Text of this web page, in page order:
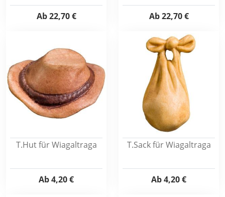
Ab22,70 € Ab22,70 €
T.Hut für Wiagaltraga
Ab4,20 €
T.Sack für Wiagaltraga
Ab4,20 €